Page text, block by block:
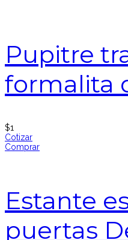
Pupitre
formalita
$1
Cotizar
Comprar
Estante
puertas